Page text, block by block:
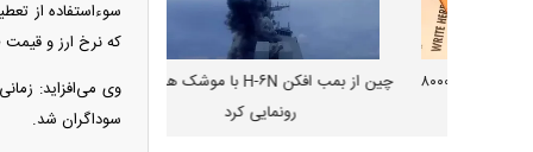
سوءاستفاده از
که نرخ ارز و
وی می‌افزاید:
سوداگران شد.
چین از بمب افکن H-۶N با موشک هسته‌ای
رونمایی کرد
پهپاد رهگیر یا موشک
کدامیک بیشتر